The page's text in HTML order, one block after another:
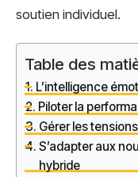
soutien individuel.
Table des
L’intelligence
Piloter la
Gérer les
S’adapter aux
hybride